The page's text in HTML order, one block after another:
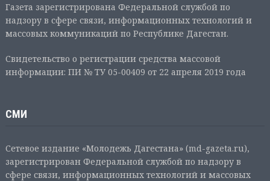
Газета зарегистрирована Федеральной службой по
надзору в сфере связи, информационных технологий и
массовых коммуникаций по Республике Дагестан.
Свидетельство о регистрации средства массовой
информации: ПИ № ТУ 05-00409 от 22 апреля 2019 года
СМИ
Сетевое издание «Молодежь Дагестана» (md-gazeta.ru),
зарегистрирован Федеральной службой по надзору в
сфере связи, информационных технологий и массовых